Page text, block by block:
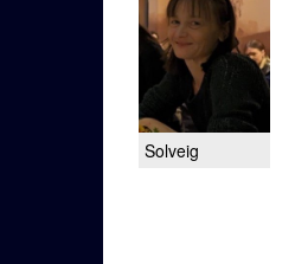
Solveig